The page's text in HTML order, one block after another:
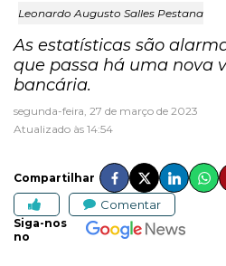
Leonardo Augusto Salles Pestana
As estatísticas são
que passa há uma nova
bancária.
segunda-feira, 27 de março de 2023
Atualizado às 14:54
Compartilhar
Comentar
Siga-nos
no